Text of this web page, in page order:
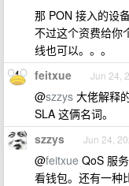
那 PON 接入的设
不过这个资费给你
线也可以。。。
feitxue Jun 24,
@szzys 大佬解释
SLA 这俩名词。
szzys Jun 24,
@feitxue QoS 服
看钱包。还有一种